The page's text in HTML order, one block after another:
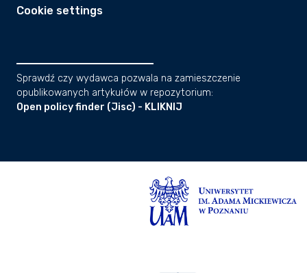
Cookie settings
Sprawdź czy wydawca pozwala na zamieszczenie
opublikowanych artykułów w repozytorium:
Open policy finder (Jisc) - KLIKNIJ